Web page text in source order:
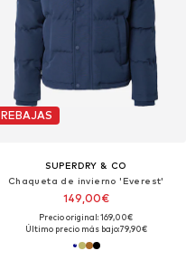
REBAJAS
SUPERDRY & CO
Chaqueta de invierno 'Everest'
149,00€
Precio original: 169,00€
Último precio más bajo:79,90€